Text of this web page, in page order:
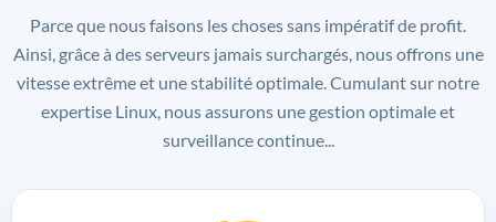
Parce que nous faisons les choses sans impératif de profit.
Ainsi, grâce à des serveurs jamais surchargés, nous offrons une
vitesse extrême et une stabilité optimale. Cumulant sur notre
expertise Linux, nous assurons une gestion optimale et
surveillance continue...